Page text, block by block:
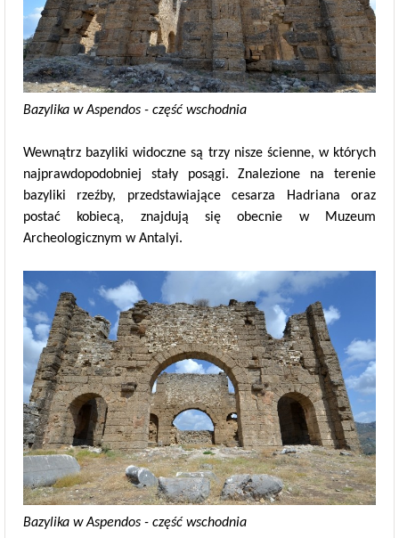
Bazylika w Aspendos - część wschodnia
Wewnątrz bazyliki widoczne są trzy nisze ścienne, w których
najprawdopodobniej stały posągi. Znalezione na terenie
bazyliki rzeźby, przedstawiające cesarza Hadriana oraz
postać kobiecą, znajdują się obecnie w Muzeum
Archeologicznym w Antalyi.
Bazylika w Aspendos - część wschodnia